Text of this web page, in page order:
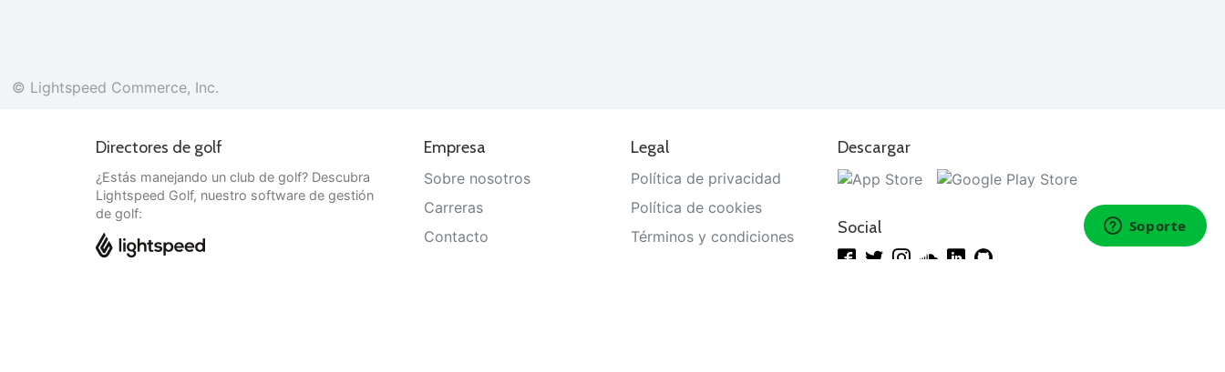
© Lightspeed Commerce, Inc.
Directores de golf
¿Estás manejando un club de golf? Descubra
Lightspeed Golf, nuestro software de gestión
de golf:
Empresa
Sobre nosotros
Carreras
Contacto
Legal
Política de privacidad
Política de cookies
Términos y condiciones
Descargar
Social